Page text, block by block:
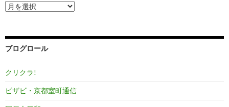
ア
ー
ブ
ブログロール
クリクラ!
ビザビ・京都室町通信